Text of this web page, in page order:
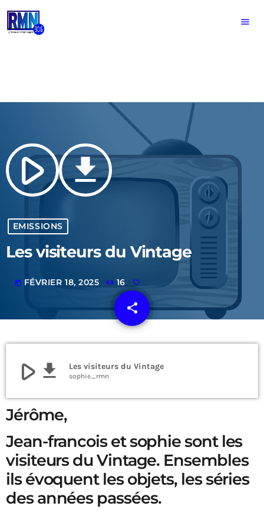
menu
play_arrow file_download
EMISSIONS
Les visiteurs du Vintage
today FÉVRIER 18, 2025 16
share
email
play_arrowfile_download Les visiteurs du Vintage
sophie_rmn
Jérôme,
Jean-francois et sophie sont les
visiteurs du Vintage. Ensembles
ils évoquent les objets, les séries
des années passées.